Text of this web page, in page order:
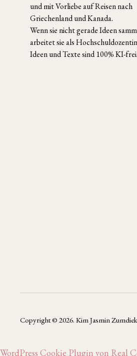
und mit Vorliebe auf Reisen nach
Griechenland und Kanada.
Wenn sie nicht gerade Ideen
arbeitet sie als
Ideen und Texte sind 100% KI-frei.
Copyright © 2026. Kim Jasmin Zumdiek
WordPress Cookie Plugin von Real